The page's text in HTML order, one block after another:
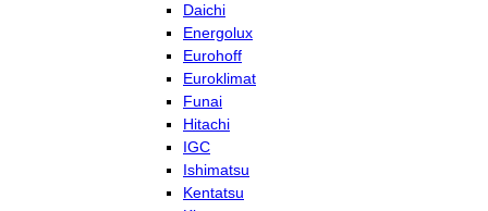
Daichi
Energolux
Eurohoff
Euroklimat
Funai
Hitachi
IGC
Ishimatsu
Kentatsu